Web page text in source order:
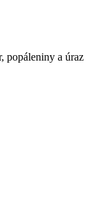
popáleniny a úraz